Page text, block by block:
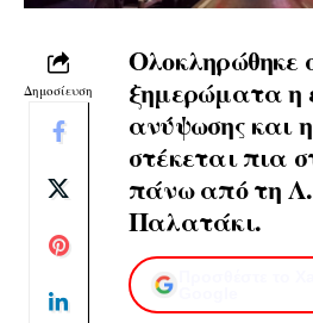
Δημοσίευση
Ολοκληρώθηκε
ξημερώματα η
ανύψωσης και
στέκεται πια
πάνω από τη
Παλατάκι.